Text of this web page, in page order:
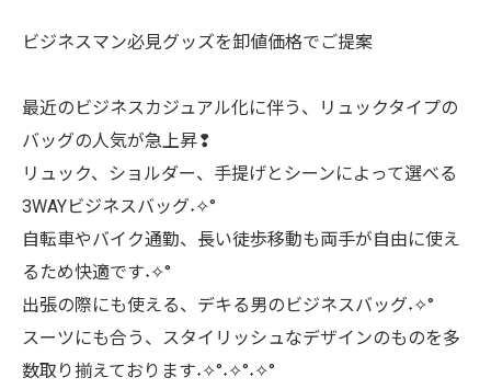
ビジネスマン必見グッズを卸値価格でご提案
最近のビジネスカジュアル化に伴う、リュックタイプの
バッグの人気が急上昇❢
リュック、ショルダー、手提げとシーンによって選べる
3WAYビジネスバッグ˖✧°
自転車やバイク通勤、長い徒歩移動も両手が自由に使え
るため快適です˖✧°
出張の際にも使える、デキる男のビジネスバッグ˖✧°
スーツにも合う、スタイリッシュなデザインのものを多
数取り揃えております˖✧°˖✧°˖✧°